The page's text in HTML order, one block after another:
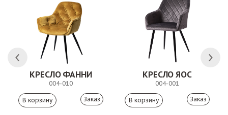
КРЕСЛО ФАННИ
004-010
Заказ
КРЕСЛО ЯОС
004-001
Заказ